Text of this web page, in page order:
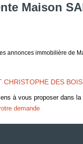
Maison
annonces immobilière de
CHRISTOPHE DES BOIS
à vous proposer dans
demande